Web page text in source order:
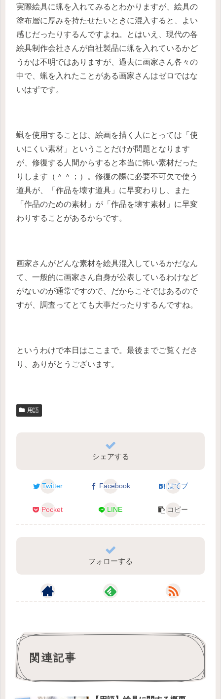
実際絵具に蝋を入れてみるとわかりますが、絵具の
塗布層に厚みを持たせたいときに混入すると、よい
感じだったりするんですよね。とはいえ、現代の各
絵具制作会社さんが自社製品に蝋を入れているかど
うかは不明ではありますが、過去に画家さん各々の
中で、蝋を入れたことがある画家さんはゼロではな
いはずです。
蝋を使用することは、絵画を描く人にとっては「使
いにくい素材」ということだけが問題となります
が、修復する人間からすると本当に怖い素材だった
りします（＾＾；）。修復の際に必要不可欠で使う
道具が、「作品を壊す道具」に早変わりし、また
「作品のための素材」が「作品を壊す素材」に早変
わりすることがあるからです。
画家さんがどんな素材を絵具混入しているかだなん
て、一般的に画家さん自身が公表しているわけなど
がないのが通常ですので、だからこそではあるので
すが、調査ってとても大事だったりするんですね。
というわけで本日はここまで。最後までご覧くださ
り、ありがとうございます。
用語
シェアする
Twitter Facebook はてブ
Pocket LINE コピー
フォローする
関連記事